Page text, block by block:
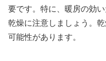
要です。特に、暖房の効
乾燥に注意しましょう。
可能性があります。